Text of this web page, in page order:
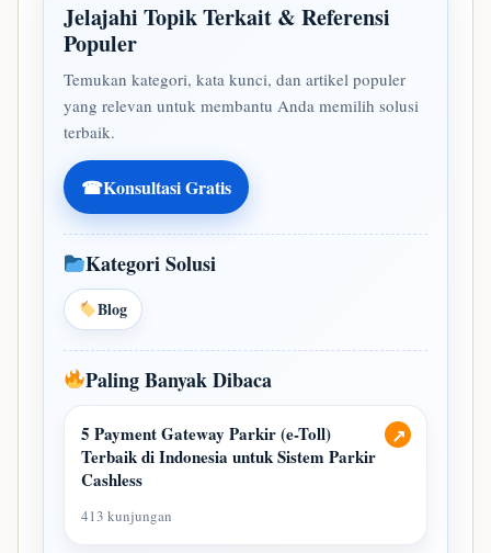
Jelajahi Topik Terkait & Referensi
Populer
Temukan kategori, kata kunci, dan artikel populer
yang relevan untuk membantu Anda memilih solusi
terbaik.
☎Konsultasi Gratis
Kategori Solusi
Blog
Paling Banyak Dibaca
↗
5 Payment Gateway Parkir (e-Toll)
Terbaik di Indonesia untuk Sistem Parkir
Cashless
413 kunjungan